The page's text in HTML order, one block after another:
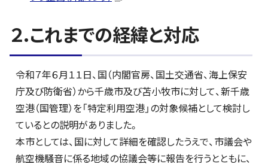
２.これまでの経緯と対応
令和７年６月１１日、国（内閣官房、国土交通省、海上保安
庁及び防衛省）から千歳市及び苫小牧市に対して、新千歳
空港（国管理）を「特定利用空港」の対象候補として検討し
ているとの説明がありました。
本市としては、国に対して詳細を確認したうえで、市議会や
航空機騒音に係る地域の協議会等に報告を行うとともに、